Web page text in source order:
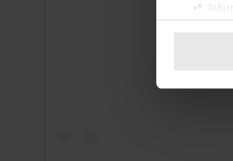
Uw
We
media,
verstrekt